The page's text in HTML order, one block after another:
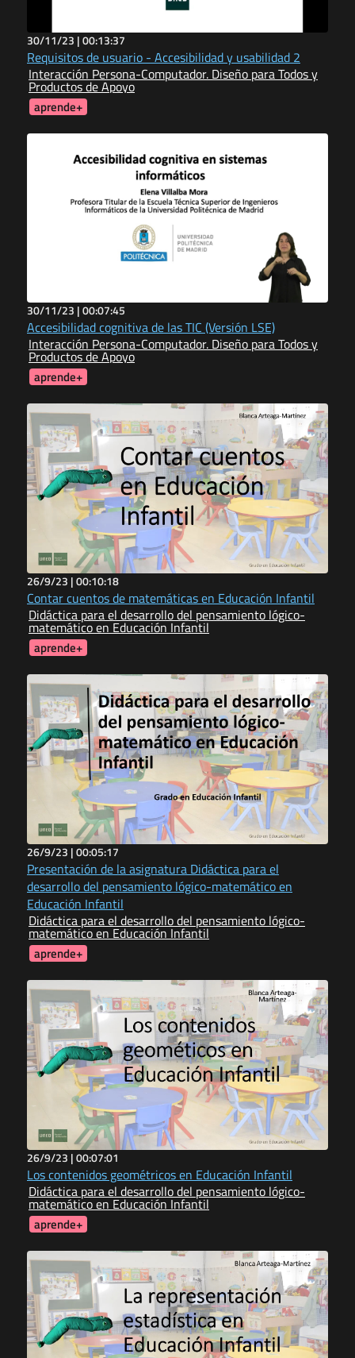
30/11/23 |00:13:37
Requisitos de usuario - Accesibilidad y usabilidad 2
Interacción Persona-Computador. Diseño para Todos y
Productos de Apoyo
aprende+
30/11/23 |00:07:45
Accesibilidad cognitiva de las TIC (Versión LSE)
Interacción Persona-Computador. Diseño para Todos y
Productos de Apoyo
aprende+
26/9/23 |00:10:18
Contar cuentos de matemáticas en Educación Infantil
Didáctica para el desarrollo del pensamiento lógico-
matemático en Educación Infantil
aprende+
26/9/23 |00:05:17
Presentación de la asignatura Didáctica para el
desarrollo del pensamiento lógico-matemático en
Educación Infantil
Didáctica para el desarrollo del pensamiento lógico-
matemático en Educación Infantil
aprende+
26/9/23 |00:07:01
Los contenidos geométricos en Educación Infantil
Didáctica para el desarrollo del pensamiento lógico-
matemático en Educación Infantil
aprende+